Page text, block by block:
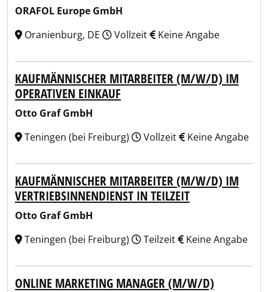
ORAFOL Europe GmbH
Oranienburg, DE
Vollzeit Keine Angabe
KAUFMÄNNISCHER MITARBEITER (M/W/D) IM
OPERATIVEN EINKAUF
Otto Graf GmbH
Teningen (bei Freiburg)
Vollzeit Keine Angabe
KAUFMÄNNISCHER MITARBEITER (M/W/D) IM
VERTRIEBSINNENDIENST IN TEILZEIT
Otto Graf GmbH
Teningen (bei Freiburg)
Teilzeit Keine Angabe
ONLINE MARKETING MANAGER (M/W/D)